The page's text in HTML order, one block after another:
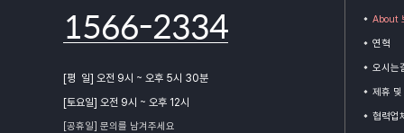
1566-2334
[평 일] 오전 9시 ~ 오후 5시 30분
[토요일] 오전 9시 ~ 오후 12시
[공휴일] 문의를 남겨주세요
About
연혁
오시는
제휴
협력업